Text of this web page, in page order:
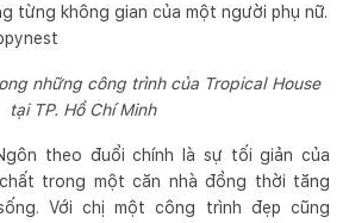
từng không gian của một người phụ nữ.
những công trình của Tropical House
tại TP. Hồ Chí Minh
theo đuổi chính là sự tối giản của
trong một căn nhà đồng thời tăng
Với chị một công trình đẹp cũng